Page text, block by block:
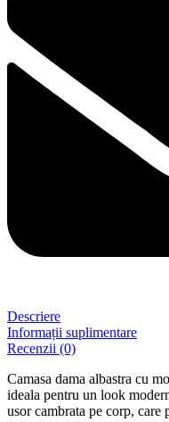
Descriere
Informații suplimentare
Recenzii (0)
Camasa dama albastra cu
ideala pentru un look
usor cambrata pe corp, care